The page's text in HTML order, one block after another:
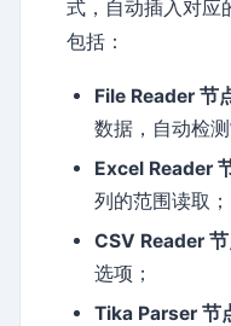
式，自动插入对应
包括：
File Reader 节
数据，自动检测
Excel Reader
列的范围读取；
CSV Reader
选项；
Tika Parser 节